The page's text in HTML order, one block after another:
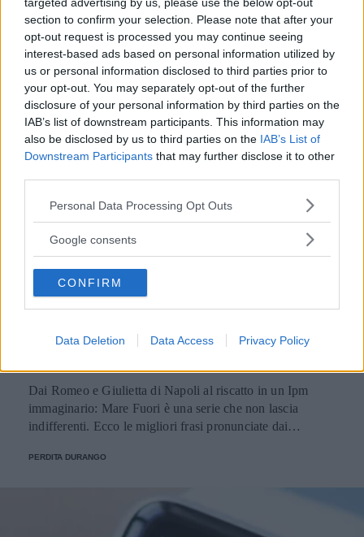
section to confirm your selection. Please note that after your
opt-out request is processed you may continue seeing
interest-based ads based on personal information utilized by
us or personal information disclosed to third parties prior to
your opt-out. You may separately opt-out of the further
disclosure of your personal information by third parties on the
IAB’s list of downstream participants. This information may
also be disclosed by us to third parties on the IAB’s List of
Downstream Participants that may further disclose it to other
Please note that this website/app uses one or more Google
not limited to your visit or usage behaviour. You may click to
use your data for below specified purposes in below Google
consent section.
Personal Data Processing Opt Outs
Google consents
CONFIRM
Data Deletion Data Access Privacy Policy
Dai Romeo e Giulietta di Napoli al riscatto in un Ipm
immaginario: Mare Fuori è una serie che non lascia
indifferenti. Ecco le migliori frasi pronunciate dai
PERDITA DURANGO